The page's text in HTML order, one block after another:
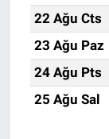
22 Ağu Cts
23 Ağu Paz
24 Ağu Pts
25 Ağu Sal